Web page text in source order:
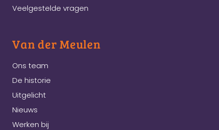
Veelgestelde vragen
Van der Meulen
Ons team
De historie
Uitgelicht
Nieuws
Werken bij